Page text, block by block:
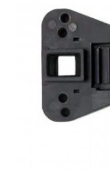
ARISTON, AR6L65EX
ARISTON,
ARISTON,
ARISTON,
46544050200
ARISTON,
ARISTON,
ARISTON,
ARISTON,
ARISTON,